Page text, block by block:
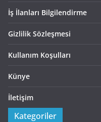
İş İlanları Bilgilendirme
Gizlilik Sözleşmesi
Kullanım Koşulları
Künye
İletişim
Kategoriler